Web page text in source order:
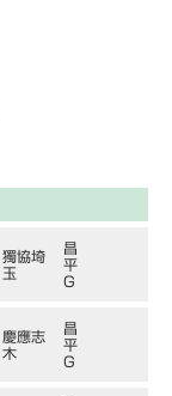
獨協埼
玉
昌
平
G
慶應志
木
昌
平
G